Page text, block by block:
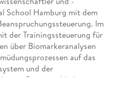
School Hamburg mit dem
Im
der Trainingssteuerung für
über Biomarkeranalysen
auf das
und der
Beim riva Verlag